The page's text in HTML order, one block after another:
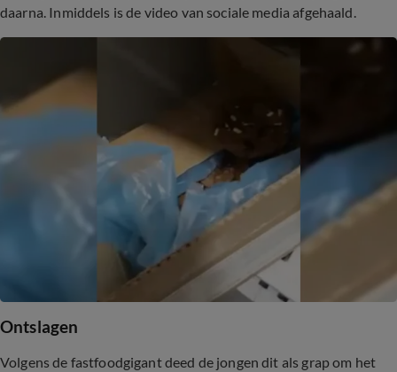
daarna. Inmiddels is de video van sociale media afgehaald.
Ontslagen
Volgens de fastfoodgigant deed de jongen dit als grap om het